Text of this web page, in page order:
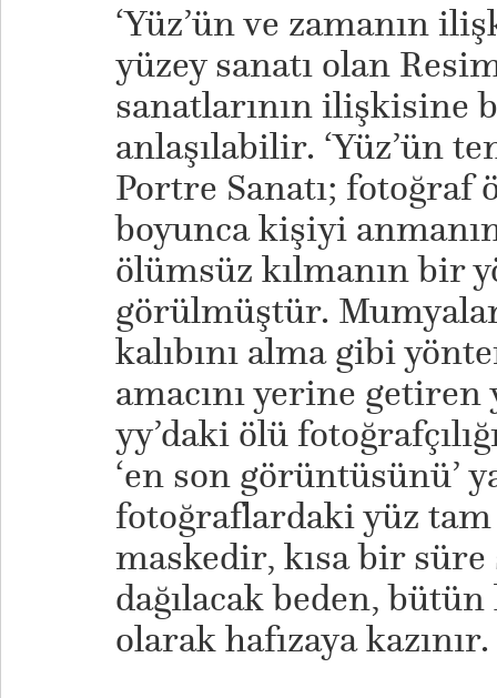
‘Yüz’ün ve zamanın
yüzey sanatı olan
sanatlarının ilişkisine
anlaşılabilir. ‘Yüz’ün
Portre Sanatı; fotoğraf
boyunca kişiyi
ölümsüz kılmanın bir
görülmüştür.
kalıbını alma gibi
amacını yerine
yy’daki ölü
‘en son görüntüsünü’
fotoğraflardaki yüz tam
maskedir, kısa bir
dağılacak beden,
olarak hafızaya kazınır.